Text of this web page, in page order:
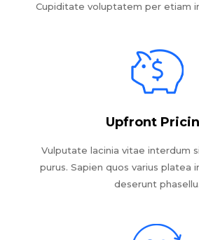
Cupiditate voluptatem per etiam
Upfront
Vulputate lacinia vitae interdum
purus. Sapien quos varius platea
deserunt phasellu.